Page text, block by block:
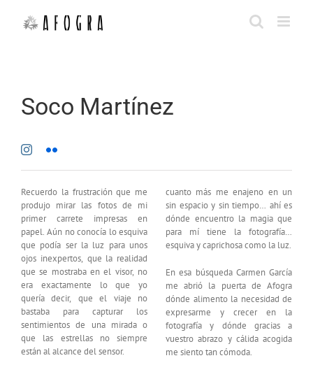
contenido
Soco Martínez
Recuerdo la frustración que me
produjo mirar las fotos de mi
primer carrete impresas en
papel. Aún no conocía lo esquiva
que podía ser la luz para unos
ojos inexpertos, que la realidad
que se mostraba en el visor, no
era exactamente lo que yo
quería decir, que el viaje no
bastaba para capturar los
sentimientos de una mirada o
que las estrellas no siempre
están al alcance del sensor.
cuanto más me enajeno en un
sin espacio y sin tiempo… ahí es
dónde encuentro la magia que
para mí tiene la fotografía…
esquiva y caprichosa como la luz.
En esa búsqueda Carmen García
me abrió la puerta de Afogra
dónde alimento la necesidad de
expresarme y crecer en la
fotografía y dónde gracias a
vuestro abrazo y cálida acogida
me siento tan cómoda.